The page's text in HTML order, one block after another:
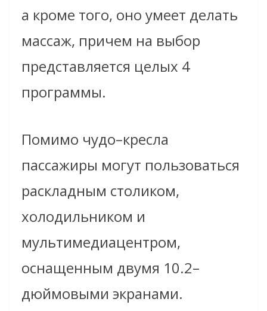
а кроме того, оно умеет делать
массаж, причем на выбор
представляется целых 4
программы.
Помимо чудо–кресла
пассажиры могут пользоваться
раскладным столиком,
холодильником и
мультимедиацентром,
оснащенным двумя 10.2–
дюймовыми экранами.